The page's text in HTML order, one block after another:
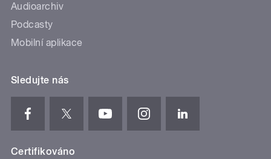
Audioarchiv
Podcasty
Mobilní aplikace
Sledujte nás
Certifikováno